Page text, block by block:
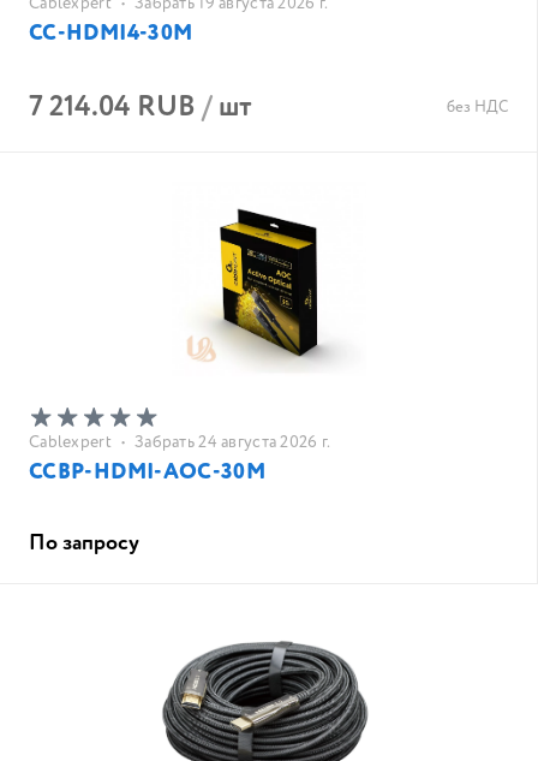
CC-HDMI4-30M
7 214.04 RUB/шт без НДС
Cablexpert • Забрать 24 августа 2026 г.
CCBP-HDMI-AOC-30M
По запросу